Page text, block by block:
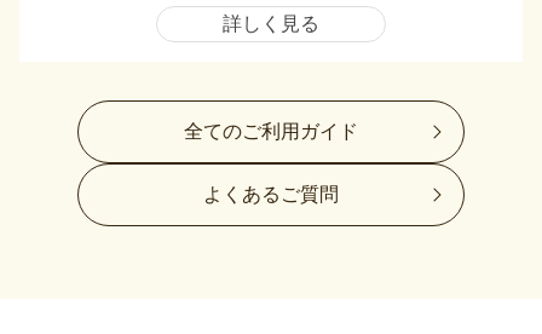
詳しく見る
全てのご利用ガイド
よくあるご質問